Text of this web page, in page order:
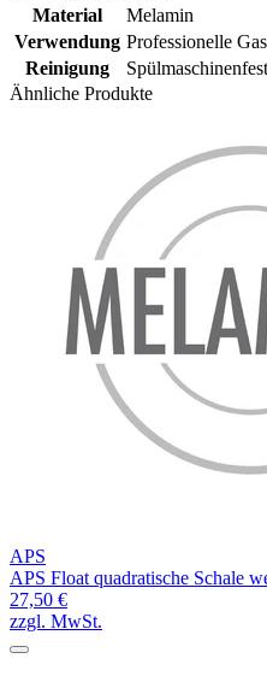
Material
Melamin
Verwendung Professionelle
Reinigung
Spülmaschinenfest
Ähnliche Produkte
APS
APS Float quadratische Schale
27,50 €
zzgl. MwSt.